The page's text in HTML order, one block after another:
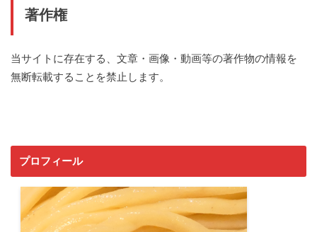
著作権
当サイトに存在する、文章・画像・動画等の著作物の情報を
無断転載することを禁止します。
プロフィール